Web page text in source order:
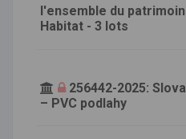
l'ensemble du
Habitat - 3 lots
256442-2025:
– PVC podlahy